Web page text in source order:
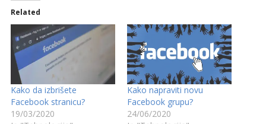
Related
Kako da izbrišete
Facebook stranicu?
19/03/2020
Kako napraviti novu
Facebook grupu?
24/06/2020